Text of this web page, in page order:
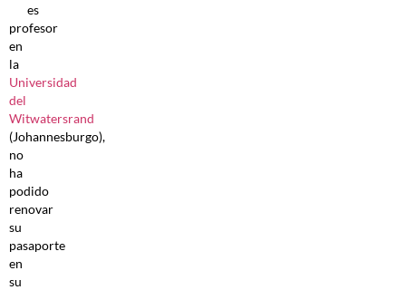
es
profesor
en
la
Universidad
del
Witwatersrand
(Johannesburgo),
no
ha
podido
renovar
su
pasaporte
en
su